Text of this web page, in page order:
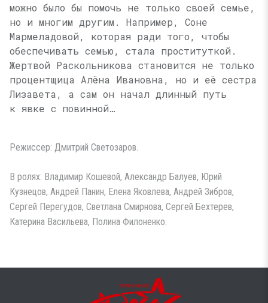
можно было бы помочь не только своей семье,
но и многим другим. Например, Соне
Мармеладовой, которая ради того, чтобы
обеспечивать семью, стала проституткой.
Жертвой Раскольникова становится не только
процентщица Алёна Ивановна, но и её сестра
Лизавета, а сам он начал длинный путь
к явке с повинной…
Режиссер: Дмитрий Светозаров.
В ролях: Владимир Кошевой, Александр Балуев, Юрий
Кузнецов, Андрей Панин, Елена Яковлева, Андрей Зибров,
Сергей Перегудов, Светлана Смирнова, Сергей Бехтерев,
Катерина Васильева, Полина Филоненко.